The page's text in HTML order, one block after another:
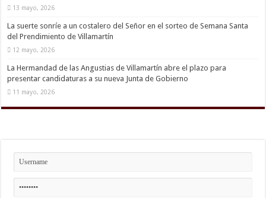
13 mayo, 2026
La suerte sonríe a un costalero del Señor en el sorteo de Semana Santa
del Prendimiento de Villamartín
12 mayo, 2026
La Hermandad de las Angustias de Villamartín abre el plazo para
presentar candidaturas a su nueva Junta de Gobierno
11 mayo, 2026